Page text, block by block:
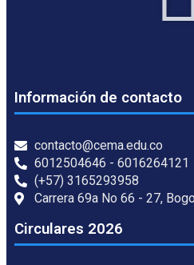
Información de contacto
contacto@cema.edu.co
6012504646 - 6016264121
(+57) 3165293958
Carrera 69a No 66 - 27,
Circulares 2026